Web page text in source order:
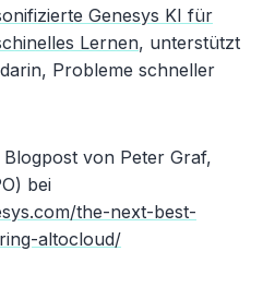
Genesys KI für
Lernen, unterstützt
Probleme schneller
von Peter Graf,
bei
the-next-best-
altocloud/